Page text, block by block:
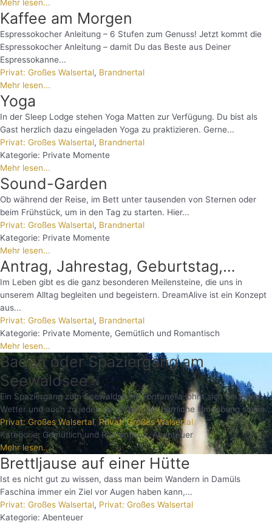
Mehr lesen...
Kaffee am Morgen
Espressokocher Anleitung – 6 Stufen zum Genuss! Jetzt kommt die
Espressokocher Anleitung – damit Du das Beste aus Deiner
Espressokanne...
Privat: Großes Walsertal, Brandnertal
Mehr lesen...
Yoga
In der Sleep Lodge stehen Yoga Matten zur Verfügung. Du bist als
Gast herzlich dazu eingeladen Yoga zu praktizieren. Gerne...
Privat: Großes Walsertal, Brandnertal
Kategorie: Private Momente
Mehr lesen...
Sound-Garden
Ob während der Reise, im Bett unter tausenden von Sternen oder
beim Frühstück, um in den Tag zu starten. Hier...
Privat: Großes Walsertal, Brandnertal
Kategorie: Private Momente
Mehr lesen...
Antrag, Jahrestag, Geburtstag,…
Im Leben gibt es die ganz besonderen Meilensteine, die uns in
unserem Alltag begleiten und begeistern. DreamAlive ist ein Konzept
aus...
Privat: Großes Walsertal, Brandnertal
Kategorie: Private Momente, Gemütlich und Romantisch
Mehr lesen...
Baden oder Spaziergang am
Seewaldsee
Ein Spaziergang zum Seewaldsee in Fontanella lohnt sich bei jedem
Wetter und auch zu jeder Jahreszeit. Die herrliche Umgebung sowie...
Privat: Großes Walsertal,Privat: Großes Walsertal
Kategorie: Gemütlich und Romantisch, Abenteuer
Mehr lesen...
Brettljause auf einer Hütte
Ist es nicht gut zu wissen, dass man beim Wandern in Damüls
Faschina immer ein Ziel vor Augen haben kann,...
Privat: Großes Walsertal, Privat: Großes Walsertal
Kategorie: Abenteuer